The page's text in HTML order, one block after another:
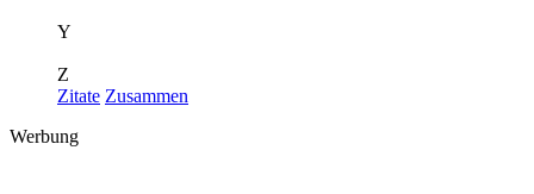
Y
Z
Zitate Zusammen
Werbung